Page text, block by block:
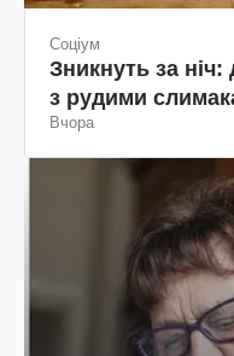
Соціум
Зникнуть за
з рудими
Вчора